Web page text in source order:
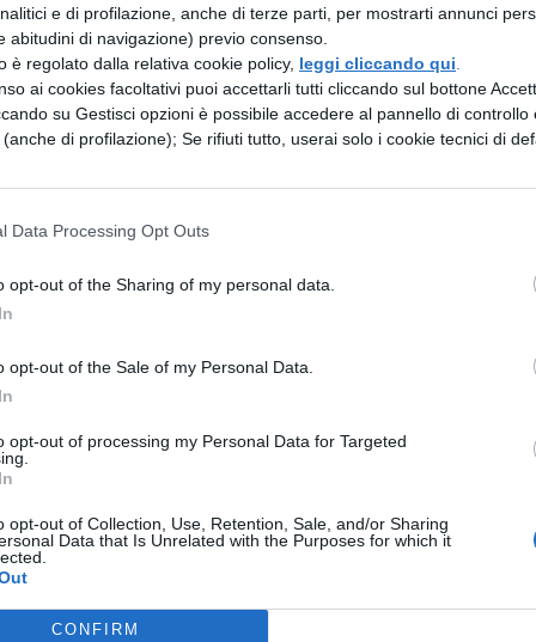
e di profilazione, anche di terze parti, per mostrarti annunci
abitudini di navigazione) previo consenso.
è regolato dalla relativa cookie policy, leggi cliccando qui
ai cookies facoltativi puoi accettarli tutti cliccando sul bottone
su Gestisci opzioni è possibile accedere al pannello di controllo
di profilazione); Se rifiuti tutto, userai solo i cookie tecnici di
Data Processing Opt Outs
opt-out of the Sharing of my personal data.
opt-out of the Sale of my Personal Data.
opt-out of processing my Personal Data for Targeted
opt-out of Collection, Use, Retention, Sale, and/or Sharing
Data that Is Unrelated with the Purposes for which it
CONFIRM
permetterà la correzione automatica
personalizzata delle lacune didattiche,
percorsi formativi su misura.
generati dall’IA per affrontare difficoltà
grado o le frazioni.
quattro regioni:
che ha espresso particolare soddisfazione
è estendere progressivamente il progetto a
l’evoluzione digitale delle scuole
e sicurezza dati
un’inchiesta per chiarire dubbi sulla
Indaga sull’origine dei software,
sulla trasparenza degli algoritmi sviluppati da